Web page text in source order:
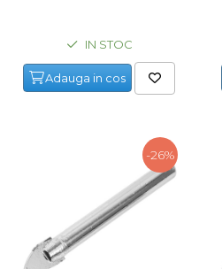
IN STOC
Adauga in cos
-26%